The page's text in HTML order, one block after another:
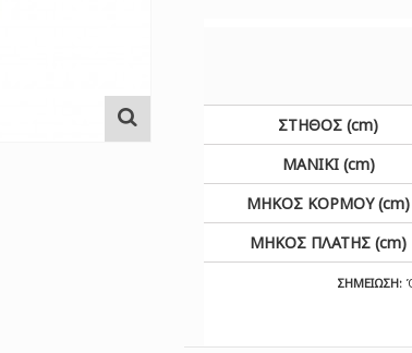
ΣΗΜΕΙΩΣΗ:
ΣΤΗΘΟΣ (cm)
ΜΑΝΙΚΙ (cm)
ΜΗΚΟΣ ΚΟΡΜΟΥ (cm)
ΜΗΚΟΣ ΠΛΑΤΗΣ (cm)